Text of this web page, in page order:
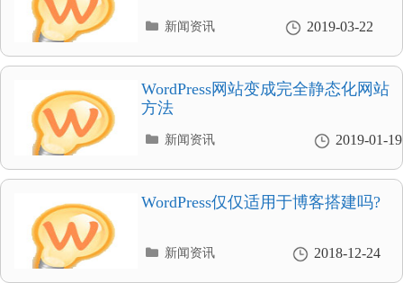
2019-03-22
分
录
新闻资讯
WordPress网站变成完全静态化网站
方法
2019-01-19
分
录
新闻资讯
WordPress仅仅适用于博客搭建吗?
2018-12-24
分
新闻资讯